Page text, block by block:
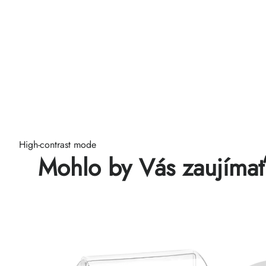
High-contrast mode
Mohlo by Vás zaujímať